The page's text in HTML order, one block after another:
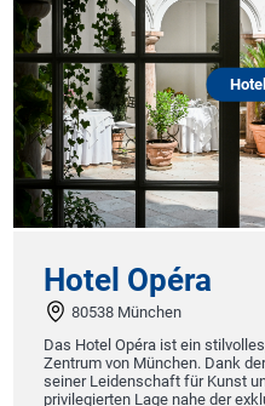
Hotel Opéra
Opéra
80538 München
Hotel Opéra ist ein stilvolles,
von München. Dank der
Leidenschaft für Kunst und
Lage nahe der exklusiven